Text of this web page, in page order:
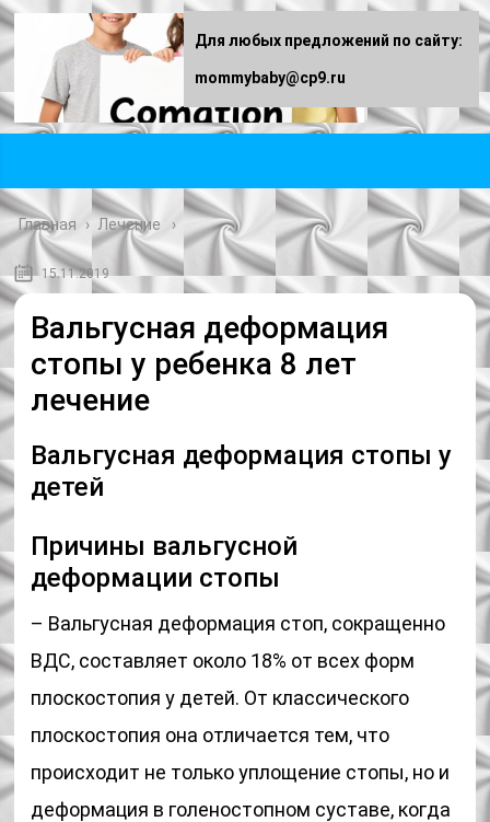
Главная › Лечение
15.11.2019
Вальгусная деформация
стопы у ребенка 8 лет
лечение
Вальгусная деформация стопы у
детей
Причины вальгусной
деформации стопы
– Вальгусная деформация стоп, сокращенно
ВДС, составляет около 18% от всех форм
плоскостопия у детей. От классического
плоскостопия она отличается тем, что
происходит не только уплощение стопы, но и
деформация в голеностопном суставе, когда
Для любых предложений по сайту:
mommybaby@cp9.ru